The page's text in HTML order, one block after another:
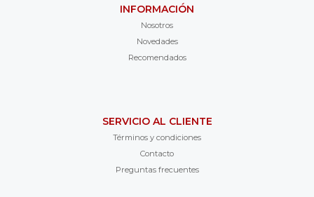
INFORMACIÓN
Nosotros
Novedades
Recomendados
SERVICIO AL CLIENTE
Términos y condiciones
Contacto
Preguntas frecuentes